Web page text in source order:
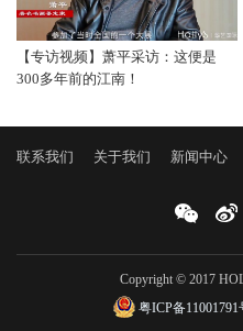
【专访视频】萧平采访：这便是
300多年前的江南！
联系我们 关于我们 新闻中心
Copyright © 2017
粤ICP备11001791